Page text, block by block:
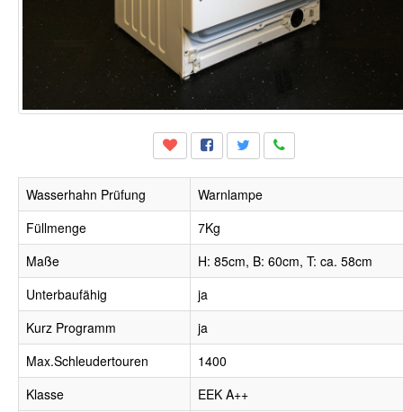
Wasserhahn Prüfung
Warnlampe
Füllmenge
7Kg
Maße
H: 85cm, B: 60cm, T: ca. 58cm
Unterbaufähig
ja
Kurz Programm
ja
Max.Schleudertouren
1400
Klasse
EEK A++